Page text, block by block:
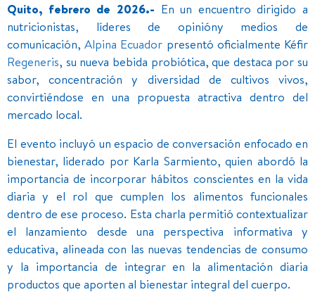
Quito, febrero de 2026.- En un encuentro dirigido a
nutricionistas, líderes de opinióny medios de
comunicación,Alpina Ecuador presentó oficialmente Kéfir
Regeneris, su nueva bebida probiótica, que destaca por su
sabor, concentración y diversidad de cultivos vivos,
convirtiéndose en una propuesta atractiva dentro del
mercado local.
El evento incluyó un espacio de conversación enfocado en
bienestar, liderado por Karla Sarmiento, quien abordó la
importancia de incorporar hábitos conscientes en la vida
diaria y el rol que cumplen los alimentos funcionales
dentro de ese proceso. Esta charla permitió contextualizar
el lanzamiento desde una perspectiva informativa y
educativa, alineada con las nuevas tendencias de consumo
y la importancia de integrar en la alimentación diaria
productos que aporten al bienestar integral del cuerpo.